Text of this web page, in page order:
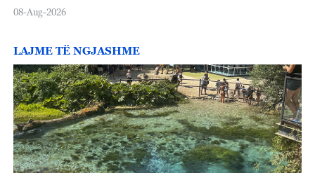
08-Aug-2026
LAJME TË NGJASHME